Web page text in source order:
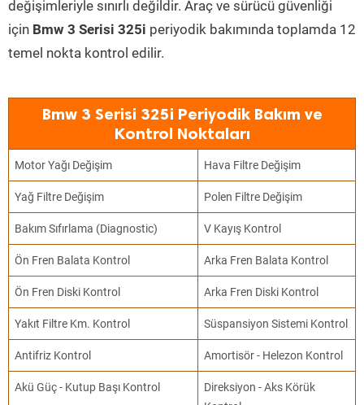
değişimleriyle sınırlı değildir. Araç ve sürücü güvenliği
için Bmw 3 Serisi 325i periyodik bakımında toplamda 12
temel nokta kontrol edilir.
Bmw 3 Serisi 325i Periyodik Bakım ve
Kontrol Noktaları
Motor Yağı Değişim Hava Filtre Değişim
Yağ Filtre Değişim Polen Filtre Değişim
Bakım Sıfırlama (Diagnostic) V Kayış Kontrol
Ön Fren Balata Kontrol Arka Fren Balata Kontrol
Ön Fren Diski Kontrol Arka Fren Diski Kontrol
Yakıt Filtre Km. Kontrol Süspansiyon Sistemi Kontrol
Antifriz Kontrol Amortisör - Helezon Kontrol
Akü Güç - Kutup Başı Kontrol
Direksiyon - Aks Körük